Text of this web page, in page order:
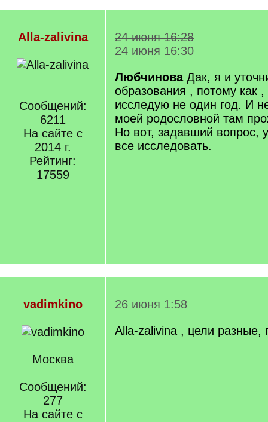
Alla-zalivina
Сообщений:
6211
На сайте с
2014 г.
Рейтинг:
17559
24 июня 16:28
24 июня 16:30
ЛюбчиноваДак, я и
образования , потому как
исследую не один год. И
моей родословной там
Но вот, задавший вопрос,
все исследовать.
vadimkino
Москва
Сообщений:
277
На сайте с
26 июня 1:58
Alla-zalivina , цели разные,